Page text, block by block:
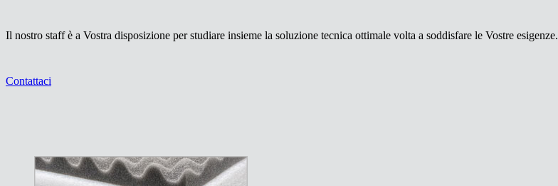
Il nostro staff è a Vostra disposizione per studiare insieme la soluzione tecnica ottimale volta a soddisfare le Vostre esigenze.
Contattaci